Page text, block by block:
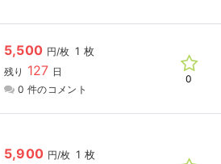
5,500 円/枚 1 枚
残り 127 日
0 件のコメント
0
5,900 円/枚 1 枚